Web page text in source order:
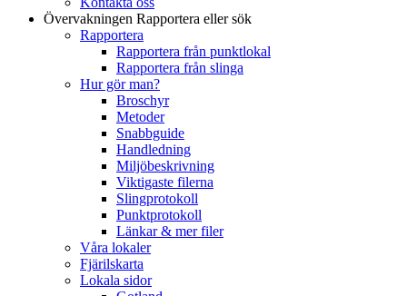
Övervakningen Rapportera eller sök
Rapportera
Rapportera från punktlokal
Rapportera från slinga
Hur gör man?
Broschyr
Metoder
Snabbguide
Handledning
Miljöbeskrivning
Viktigaste filerna
Slingprotokoll
Punktprotokoll
Länkar & mer filer
Våra lokaler
Fjärilskarta
Lokala sidor